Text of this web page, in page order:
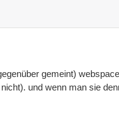
gemeint)
und wenn man sie